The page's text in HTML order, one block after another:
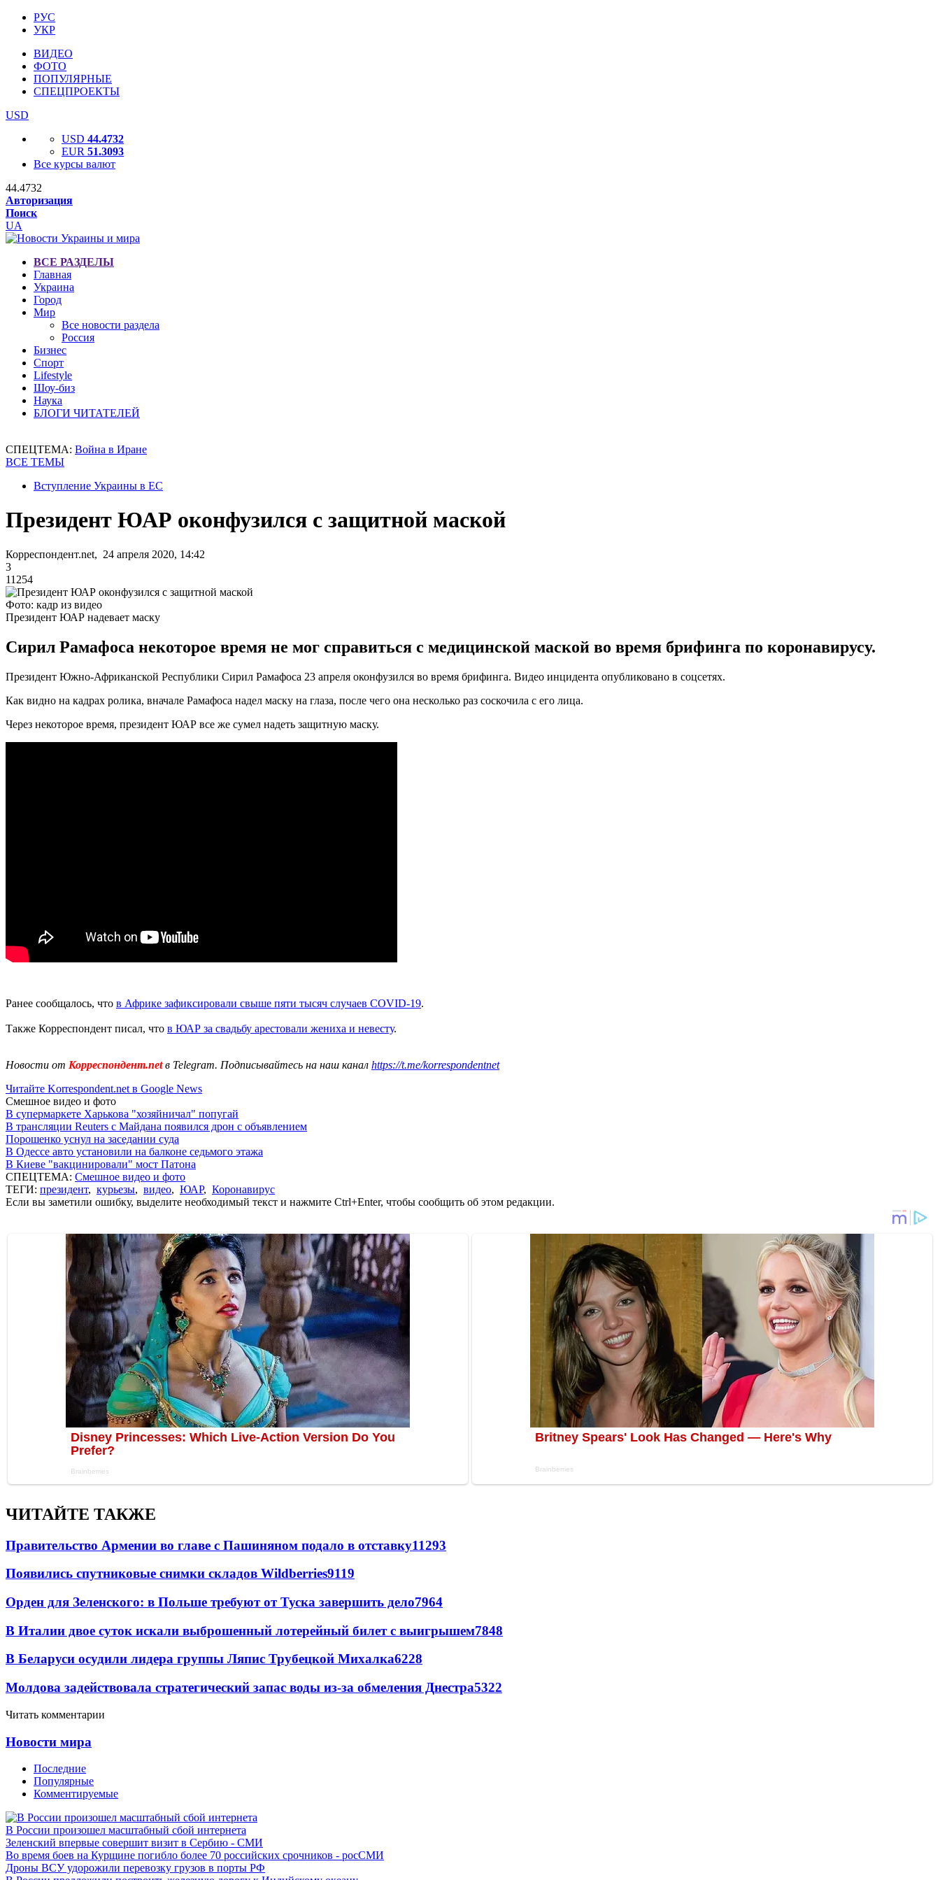
РУС
УКР
ВИДЕО
ФОТО
ПОПУЛЯРНЫЕ
СПЕЦПРОЕКТЫ
USD
USD 44.4732
EUR 51.3093
Все курсы валют
44.4732
Авторизация
Поиск
UA
ВСЕ РАЗДЕЛЫ
Главная
Украина
Город
Мир
Все новости раздела
Россия
Бизнес
Спорт
Lifestyle
Шоу-биз
Наука
БЛОГИ ЧИТАТЕЛЕЙ
СПЕЦТЕМА: Война в Иране
ВСЕ ТЕМЫ
Вступление Украины в ЕС
Президент ЮАР оконфузился с защитной маской
Корреспондент.net, 24 апреля 2020, 14:42
3
11254
Фото: кадр из видео
Президент ЮАР надевает маску
Сирил Рамафоса некоторое время не мог справиться с медицинской маской во время брифинга по коронавирусу.
Президент Южно-Африканской Республики Сирил Рамафоса 23 апреля оконфузился во время брифинга. Видео инцидента опубликовано в соцсетях.
Как видно на кадрах ролика, вначале Рамафоса надел маску на глаза, после чего она несколько раз соскочила с его лица.
Через некоторое время, президент ЮАР все же сумел надеть защитную маску.
Ранее сообщалось, что в Африке зафиксировали свыше пяти тысяч случаев COVID-19.
Также Корреспондент писал, что в ЮАР за свадьбу арестовали жениха и невесту.
Новости от Корреспондент.netв Telegram. Подписывайтесь на наш канал https://t.me/korrespondentnet
Читайте Korrespondent.net в Google News
Смешное видео и фото
В супермаркете Харькова "хозяйничал" попугай
В трансляции Reuters с Майдана появился дрон с объявлением
Порошенко уснул на заседании суда
В Одессе авто установили на балконе седьмого этажа
В Киеве "вакцинировали" мост Патона
СПЕЦТЕМА: Смешное видео и фото
ТЕГИ: президент, курьезы, видео, ЮАР, Коронавирус
Если вы заметили ошибку, выделите необходимый текст и нажмите Ctrl+Enter, чтобы сообщить об этом редакции.
ЧИТАЙТЕ ТАКЖЕ
Правительство Армении во главе с Пашиняном подало в отставку11293
Появились спутниковые снимки складов Wildberries9119
Орден для Зеленского: в Польше требуют от Туска завершить дело7964
В Италии двое суток искали выброшенный лотерейный билет с выигрышем7848
В Беларуси осудили лидера группы Ляпис Трубецкой Михалка6228
Молдова задействовала стратегический запас воды из-за обмеления Днестра5322
Читать комментарии
Новости мира
Последние
Популярные
Комментируемые
В России произошел масштабный сбой интернета
Зеленский впервые совершит визит в Сербию - СМИ
Во время боев на Курщине погибло более 70 российских срочников - росСМИ
Дроны ВСУ удорожили перевозку грузов в порты РФ